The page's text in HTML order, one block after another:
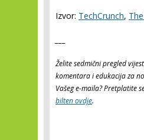
Izvor: TechCrunch,
Želite sedmični pregled
komentara i edukacija za
Vašeg e-maila? Pretplatite
bilten ovdje.